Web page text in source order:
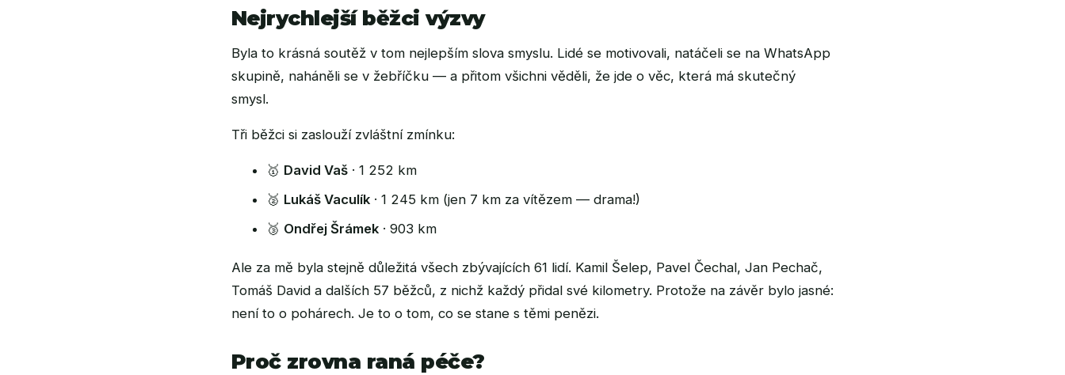
Nejrychlejší běžci výzvy
Byla to krásná soutěž v tom nejlepším slova smyslu. Lidé se motivovali, natáčeli se na WhatsApp
skupině, naháněli se v žebříčku — a přitom všichni věděli, že jde o věc, která má skutečný
smysl.
Tři běžci si zaslouží zvláštní zmínku:
🥇 David Vaš · 1 252 km
🥈 Lukáš Vaculík · 1 245 km (jen 7 km za vítězem — drama!)
🥉 Ondřej Šrámek · 903 km
Ale za mě byla stejně důležitá všech zbývajících 61 lidí. Kamil Šelep, Pavel Čechal, Jan Pechač,
Tomáš David a dalších 57 běžců, z nichž každý přidal své kilometry. Protože na závěr bylo jasné:
není to o pohárech. Je to o tom, co se stane s těmi penězi.
Proč zrovna raná péče?